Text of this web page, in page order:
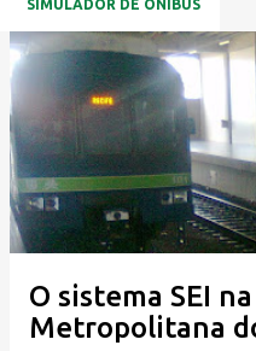
SIMULADOR DE ÔNIBUS
P
o
s
a
g
O sistema SEI
Metropolitana